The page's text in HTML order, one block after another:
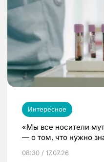
Интересное
«Мы все носители
— о том, что нужно
08:30 / 17.07.26